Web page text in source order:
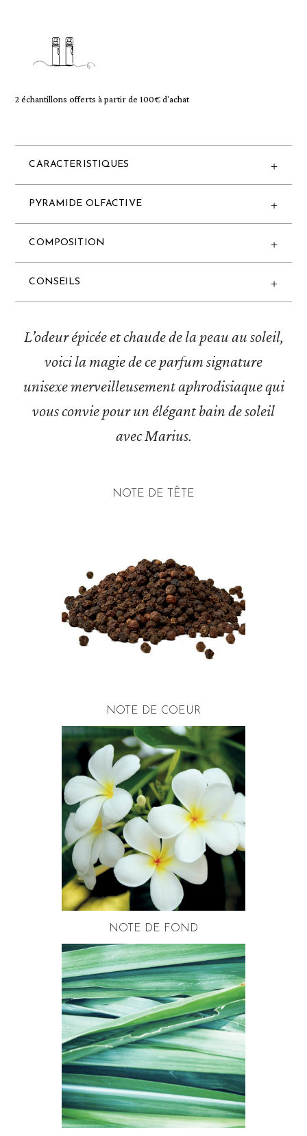
2 échantillons offerts à partir de 100€ d'achat
CARACTERISTIQUES
PYRAMIDE OLFACTIVE
COMPOSITION
CONSEILS
L’odeur épicée et chaude de la peau au soleil,
voici la magie de ce parfum signature
unisexe merveilleusement aphrodisiaque qui
vous convie pour un élégant bain de soleil
avec Marius.
NOTE DE TÊTE
NOTE DE COEUR
NOTE DE FOND